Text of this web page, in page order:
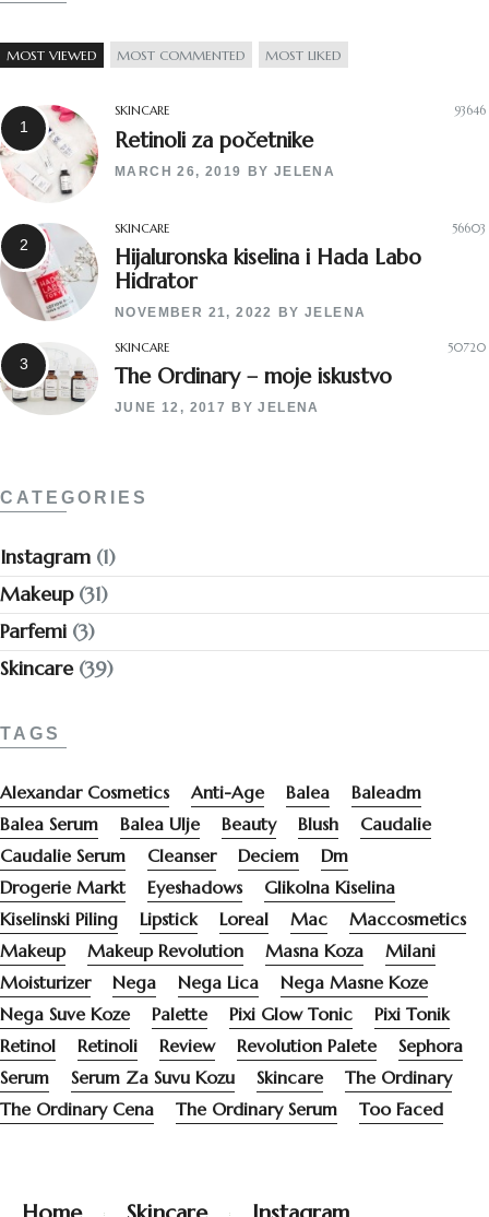
MOST VIEWED MOST COMMENTED MOST LIKED
SKINCARE 93646
Retinoli za početnike
MARCH 26, 2019 BY JELENA
SKINCARE 56603
Hijaluronska kiselina i Hada Labo
Hidrator
NOVEMBER 21, 2022 BYJELENA
SKINCARE 50720
The Ordinary – moje iskustvo
JUNE 12, 2017 BYJELENA
CATEGORIES
Instagram (1)
Makeup(31)
Parfemi (3)
Skincare(39)
TAGS
Alexandar Cosmetics Anti-Age Balea
Baleadm
Balea Serum
Balea Ulje Beauty Blush
Caudalie
Caudalie Serum
Cleanser Deciem
Dm
Drogerie Markt
Eyeshadows
Glikolna Kiselina
Kiselinski Piling
Lipstick Loreal Mac
Maccosmetics
Makeup
Makeup Revolution Masna Koza
Milani
Moisturizer
Nega Nega Lica
Nega Masne Koze
Nega Suve Koze
Palette Pixi Glow Tonic
Pixi Tonik
Retinol
Retinoli Review Revolution Palete
Sephora
Serum
Serum Za Suvu Kozu Skincare
The Ordinary
The Ordinary Cena
The Ordinary Serum Too Faced